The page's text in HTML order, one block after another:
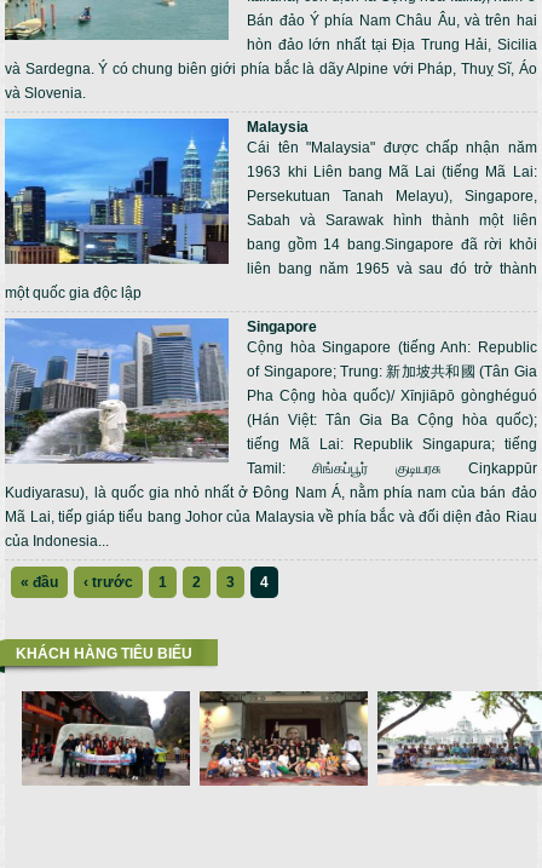
Bán đảo Ý phía Nam Châu Âu, và trên hai
hòn đảo lớn nhất tại Địa Trung Hải, Sicilia
và Sardegna. Ý có chung biên giới phía bắc là dãy Alpine với Pháp, Thuỵ Sĩ, Áo
và Slovenia.
Malaysia
Cái tên "Malaysia" được chấp nhận năm
1963 khi Liên bang Mã Lai (tiếng Mã Lai:
Persekutuan Tanah Melayu), Singapore,
Sabah và Sarawak hình thành một liên
bang gồm 14 bang.Singapore đã rời khỏi
liên bang năm 1965 và sau đó trở thành
một quốc gia độc lập
Singapore
Cộng hòa Singapore (tiếng Anh: Republic
of Singapore; Trung: 新加坡共和國 (Tân Gia
Pha Cộng hòa quốc)/ Xīnjiāpō gònghéguó
(Hán Việt: Tân Gia Ba Cộng hòa quốc);
tiếng Mã Lai: Republik Singapura; tiếng
Tamil: சிங்கப்பூர் குடியரசு Ciŋkappūr
Kudiyarasu), là quốc gia nhỏ nhất ở Đông Nam Á, nằm phía nam của bán đảo
Mã Lai, tiếp giáp tiểu bang Johor của Malaysia về phía bắc và đối diện đảo Riau
của Indonesia...
« đầu ‹ trước 1 2 3 4
KHÁCH HÀNG TIÊU BIỂU